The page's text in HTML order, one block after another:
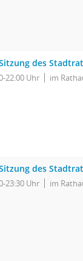
des
22:00 Uhr im
des
23:30 Uhr im